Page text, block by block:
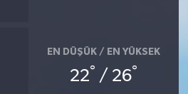
EN DÜŞÜK / EN YÜKSEK
22° / 26°